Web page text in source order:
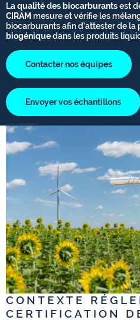
Laqualité des biocarburantsest
CIRAM mesure et vérifie les
biocarburants afin d’attester de la
biogéniquedans les produits
Contacter nos équipes
Envoyer vos échantillons
CONTEXTE
CERTIFICATION